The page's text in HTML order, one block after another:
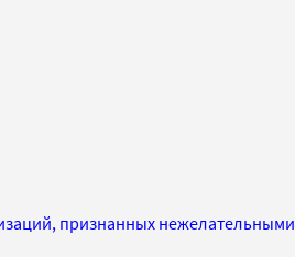
признанных нежелательными